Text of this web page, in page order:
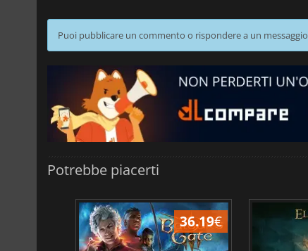
Puoi pubblicare un commento o rispondere a un messaggio
Potrebbe piacerti
36.19€